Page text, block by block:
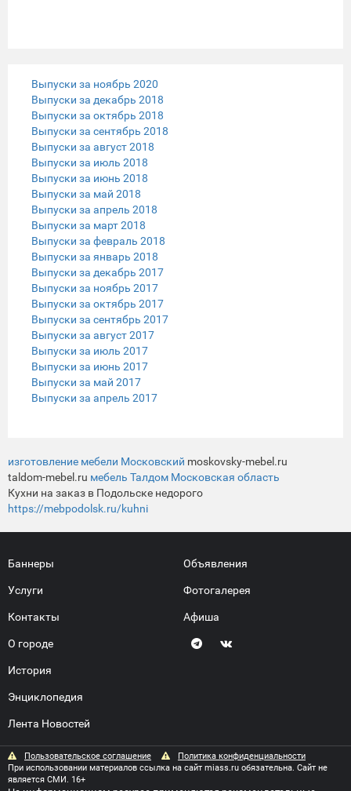
Выпуски за ноябрь 2020
Выпуски за декабрь 2018
Выпуски за октябрь 2018
Выпуски за сентябрь 2018
Выпуски за август 2018
Выпуски за июль 2018
Выпуски за июнь 2018
Выпуски за май 2018
Выпуски за апрель 2018
Выпуски за март 2018
Выпуски за февраль 2018
Выпуски за январь 2018
Выпуски за декабрь 2017
Выпуски за ноябрь 2017
Выпуски за октябрь 2017
Выпуски за сентябрь 2017
Выпуски за август 2017
Выпуски за июль 2017
Выпуски за июнь 2017
Выпуски за май 2017
Выпуски за апрель 2017
изготовление мебели Московский moskovsky-mebel.ru
taldom-mebel.ru мебель Талдом Московская область
Кухни на заказ в Подольске недорого
https://mebpodolsk.ru/kuhni
Баннеры
Услуги
Контакты
О городе
История
Энциклопедия
Лента Новостей
Объявления
Фотогалерея
Афиша
Пользовательское соглашение
Политика конфиденциальности
При использовании материалов ссылка на сайт miass.ru обязательна. Сайт не
является СМИ. 16+